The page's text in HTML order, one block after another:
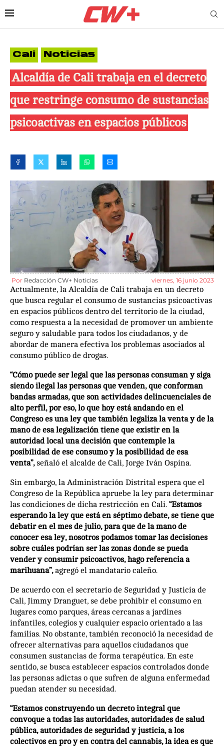
Cali Noticias
Alcaldía de Cali trabaja en el decreto
que restringe consumo de sustancias
psicoactivas en espacios públicos
Por Redacción CW+ Noticias viernes, 16 junio 2023
Actualmente, la Alcaldía de Cali trabaja en un decreto
que busca regular el consumo de sustancias psicoactivas
en espacios públicos dentro del territorio de la ciudad,
como respuesta a la necesidad de promover un ambiente
seguro y saludable para todos los ciudadanos, y de
abordar de manera efectiva los problemas asociados al
consumo público de drogas.
“Cómo puede ser legal que las personas consuman y siga
siendo ilegal las personas que venden, que conforman
bandas armadas, que son actividades delincuenciales de
alto perfil, por eso, lo que hoy está andando en el
Congreso es una ley que también legaliza la venta y de la
mano de esa legalización tiene que existir en la
autoridad local una decisión que contemple la
posibilidad de ese consumo y la posibilidad de esa
venta”,señaló el alcalde de Cali, Jorge Iván Ospina.
Sin embargo, la Administración Distrital espera que el
Congreso de la República apruebe la ley para determinar
las condiciones de dicha restricción en Cali. “Estamos
esperando la ley que está en séptimo debate, se tiene que
debatir en el mes de julio, para que de la mano de
conocer esa ley, nosotros podamos tomar las decisiones
sobre cuáles podrían ser las zonas donde se pueda
vender y consumir psicoactivos, hago referencia a
marihuana”,agregó el mandatario caleño.
De acuerdo con el secretario de Seguridad y Justicia de
Cali, Jimmy Dranguet, se debe prohibir el consumo en
lugares como parques, áreas cercanas a jardines
infantiles, colegios y cualquier espacio orientado a las
familias. No obstante, también reconoció la necesidad de
ofrecer alternativas para aquellos ciudadanos que
consumen sustancias de forma terapéutica. En este
sentido, se busca establecer espacios controlados donde
las personas adictas o que sufren de alguna enfermedad
puedan atender su necesidad.
“Estamos construyendo un decreto integral que
convoque a todas las autoridades, autoridades de salud
pública, autoridades de seguridad y justicia, a los
colectivos en pro y en contra del cannabis, la idea es que